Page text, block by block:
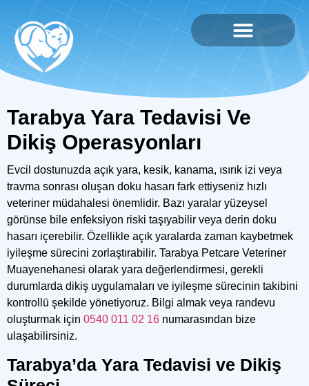
Tarabya Yara Tedavisi Ve
Dikiş Operasyonları
Evcil dostunuzda açık yara, kesik, kanama, ısırık izi veya
travma sonrası oluşan doku hasarı fark ettiyseniz hızlı
veteriner müdahalesi önemlidir. Bazı yaralar yüzeysel
görünse bile enfeksiyon riski taşıyabilir veya derin doku
hasarı içerebilir. Özellikle açık yaralarda zaman kaybetmek
iyileşme sürecini zorlaştırabilir. Tarabya Petcare Veteriner
Muayenehanesi olarak yara değerlendirmesi, gerekli
durumlarda dikiş uygulamaları ve iyileşme sürecinin takibini
kontrollü şekilde yönetiyoruz. Bilgi almak veya randevu
oluşturmak için 0540 011 02 16 numarasından bize
ulaşabilirsiniz.
Tarabya’da Yara Tedavisi ve Dikiş